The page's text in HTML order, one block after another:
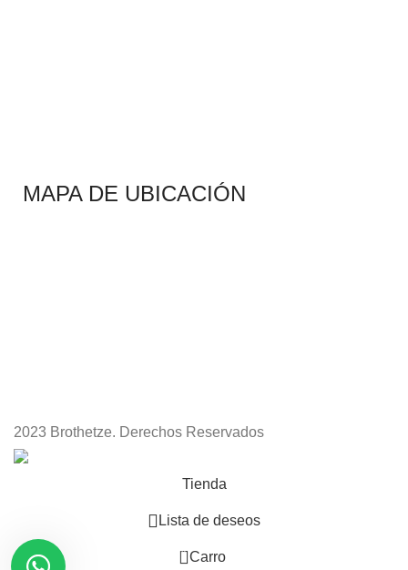
MAPA DE UBICACIÓN
2023 Brothetze. Derechos Reservados
Tienda
Lista de deseos
0 Carro